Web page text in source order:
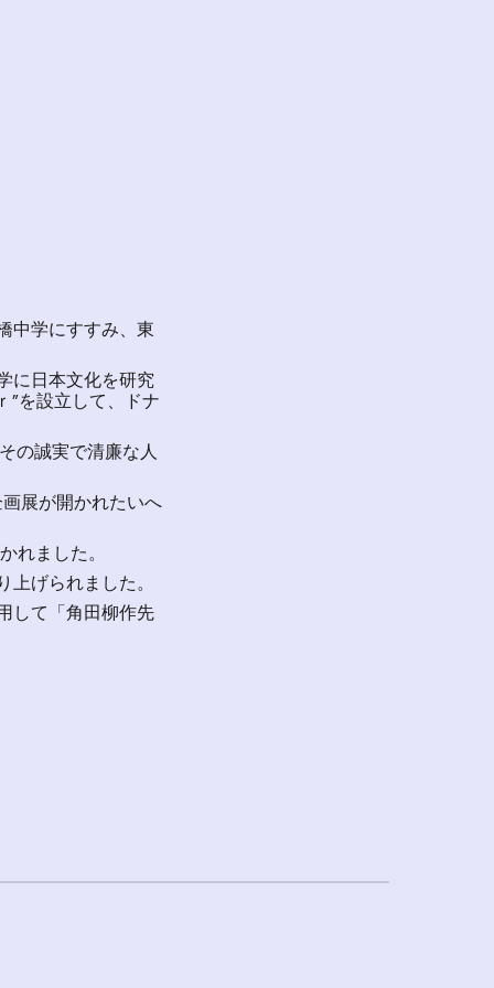
中学にすすみ、東
に日本文化を研究
を設立して、ドナ
誠実で清廉な人
展が開かれたいへ
ました。
げられました。
して「角田柳作先